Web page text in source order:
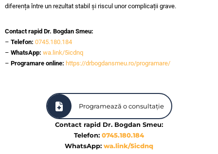
diferența între un rezultat stabil și riscul unor complicații grave.
Contact rapid Dr. Bogdan Smeu:
– Telefon: 0745.180.184
– WhatsApp: wa.link/5icdnq
– Programare online: https://drbogdansmeu.ro/programare/
Programează o consultație
Contact rapid Dr. Bogdan Smeu:
Telefon: 0745.180.184
WhatsApp: wa.link/5icdnq